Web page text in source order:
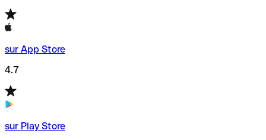
sur App Store
4.7
sur Play Store